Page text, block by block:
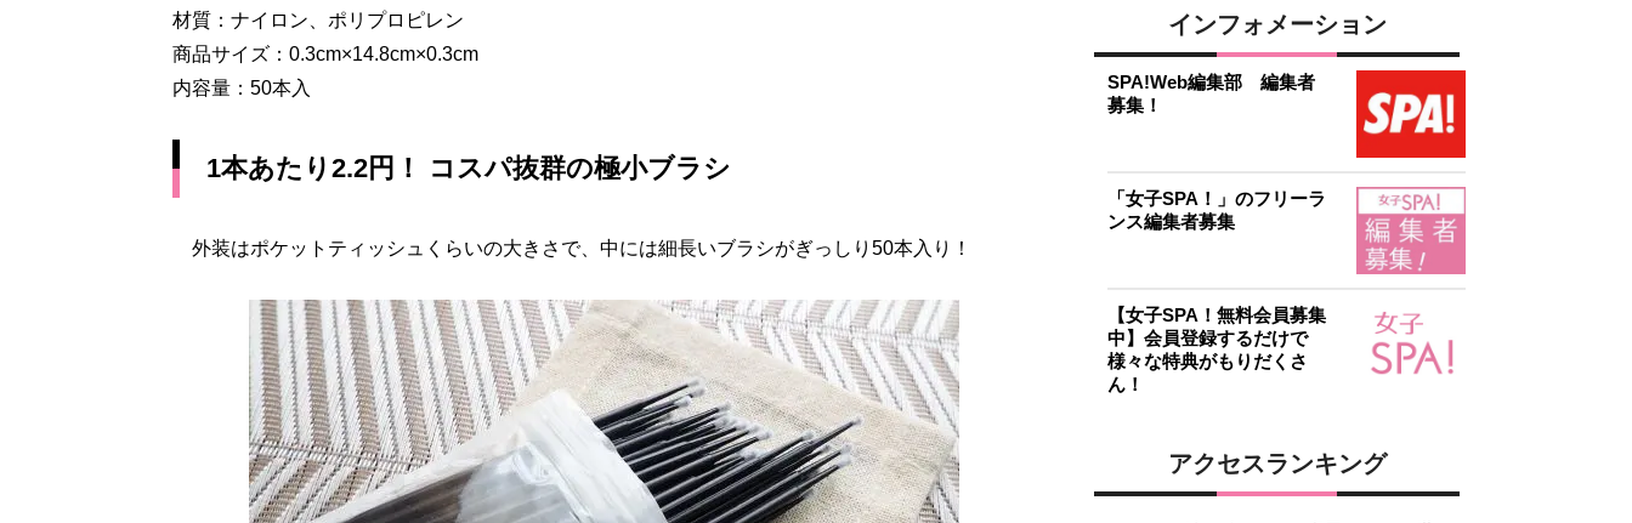
材質：ナイロン、ポリプロピレン
商品サイズ：0.3cm×14.8cm×0.3cm
内容量：50本入
1本あたり2.2円！ コスパ抜群の極小ブラシ
外装はポケットティッシュくらいの大きさで、中には細長いブラシがぎっしり50本入り！
インフォメーション
SPA!Web編集部 編集者
募集！
「女子SPA！」のフリーラ
ンス編集者募集
【女子SPA！無料会員募集
中】会員登録するだけで
様々な特典がもりだくさ
ん！
アクセスランキング